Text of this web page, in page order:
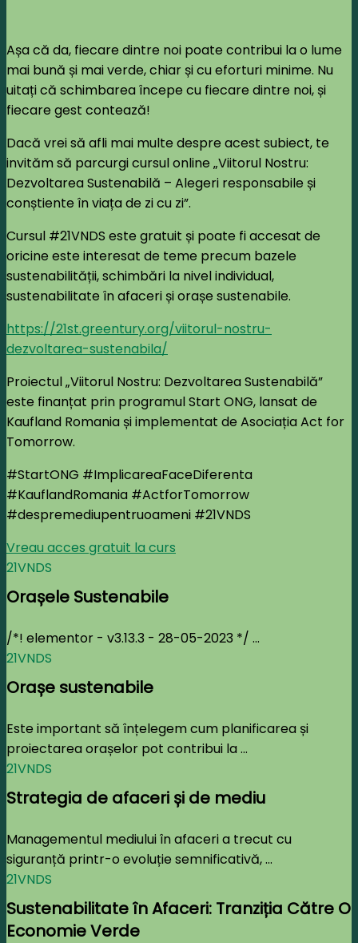
Așa că da, fiecare dintre noi poate contribui la o lume
mai bună și mai verde, chiar și cu eforturi minime. Nu
uitați că schimbarea începe cu fiecare dintre noi, și
fiecare gest contează!
Dacă vrei să afli mai multe despre acest subiect, te
invităm să parcurgi cursul online „Viitorul Nostru:
Dezvoltarea Sustenabilă – Alegeri responsabile și
conștiente în viața de zi cu zi”.
Cursul #21VNDS este gratuit și poate fi accesat de
oricine este interesat de teme precum bazele
sustenabilității, schimbări la nivel individual,
sustenabilitate în afaceri și orașe sustenabile.
https://21st.greentury.org/viitorul-nostru-
dezvoltarea-sustenabila/
Proiectul „Viitorul Nostru: Dezvoltarea Sustenabilă”
este finanțat prin programul Start ONG, lansat de
Kaufland Romania și implementat de Asociația Act for
Tomorrow.
#StartONG #ImplicareaFaceDiferenta
#KauflandRomania #ActforTomorrow
#despremediupentruoameni #21VNDS
Vreau acces gratuit la curs
21VNDS
Orașele Sustenabile
/*! elementor - v3.13.3 - 28-05-2023 */ ...
21VNDS
Orașe sustenabile
Este important să înțelegem cum planificarea și
proiectarea orașelor pot contribui la ...
21VNDS
Strategia de afaceri și de mediu
Managementul mediului în afaceri a trecut cu
siguranță printr-o evoluție semnificativă, ...
21VNDS
Sustenabilitate în Afaceri: Tranziția Către O
Economie Verde